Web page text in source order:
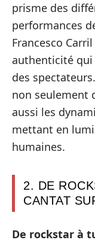
prisme des
performances
Francesco
authenticité
des
non seulement
aussi les
mettant en
humaines.
2. DE
CANTAT
De rockstar à